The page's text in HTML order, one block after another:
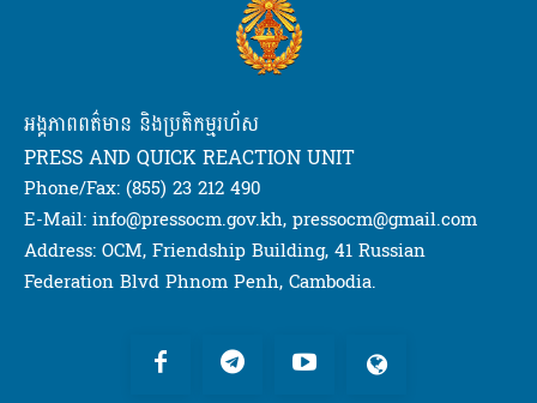
អង្គភាពពត៌មាន និងប្រតិកម្មរហ័ស
PRESS AND QUICK REACTION UNIT
Phone/Fax: (855) 23 212 490
E-Mail: info@pressocm.gov.kh, pressocm@gmail.com
Address: OCM, Friendship Building, 41 Russian
Federation Blvd Phnom Penh, Cambodia.